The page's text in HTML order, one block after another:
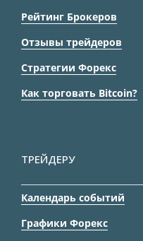
Рейтинг Брокеров
Отзывы трейдеров
Стратегии Форекс
Как торговать Bitcoin?
ТРЕЙДЕРУ
Календарь событий
Графики Форекс